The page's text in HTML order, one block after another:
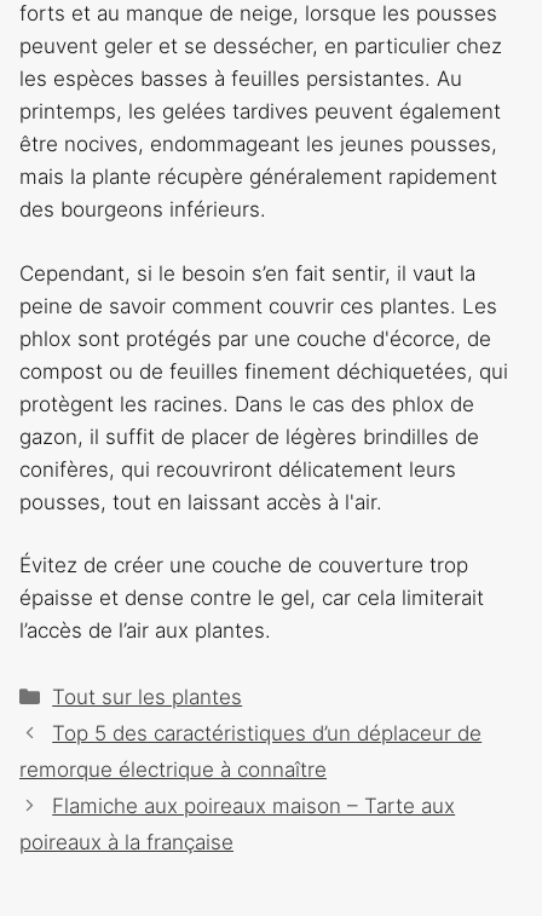
forts et au manque de neige, lorsque les pousses
peuvent geler et se dessécher, en particulier chez
les espèces basses à feuilles persistantes. Au
printemps, les gelées tardives peuvent également
être nocives, endommageant les jeunes pousses,
mais la plante récupère généralement rapidement
des bourgeons inférieurs.
Cependant, si le besoin s’en fait sentir, il vaut la
peine de savoir comment couvrir ces plantes. Les
phlox sont protégés par une couche d'écorce, de
compost ou de feuilles finement déchiquetées, qui
protègent les racines. Dans le cas des phlox de
gazon, il suffit de placer de légères brindilles de
conifères, qui recouvriront délicatement leurs
pousses, tout en laissant accès à l'air.
Évitez de créer une couche de couverture trop
épaisse et dense contre le gel, car cela limiterait
l’accès de l’air aux plantes.
Catégories
Tout sur les plantes
Navigation
articles
Top 5 des caractéristiques d’un déplaceur de
remorque électrique à connaître
Flamiche aux poireaux maison – Tarte aux
poireaux à la française